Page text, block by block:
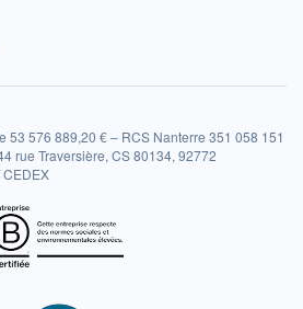
53 576 889,20 € – RCS Nanterre 351 058 151
rue Traversière, CS 80134, 92772
CEDEX